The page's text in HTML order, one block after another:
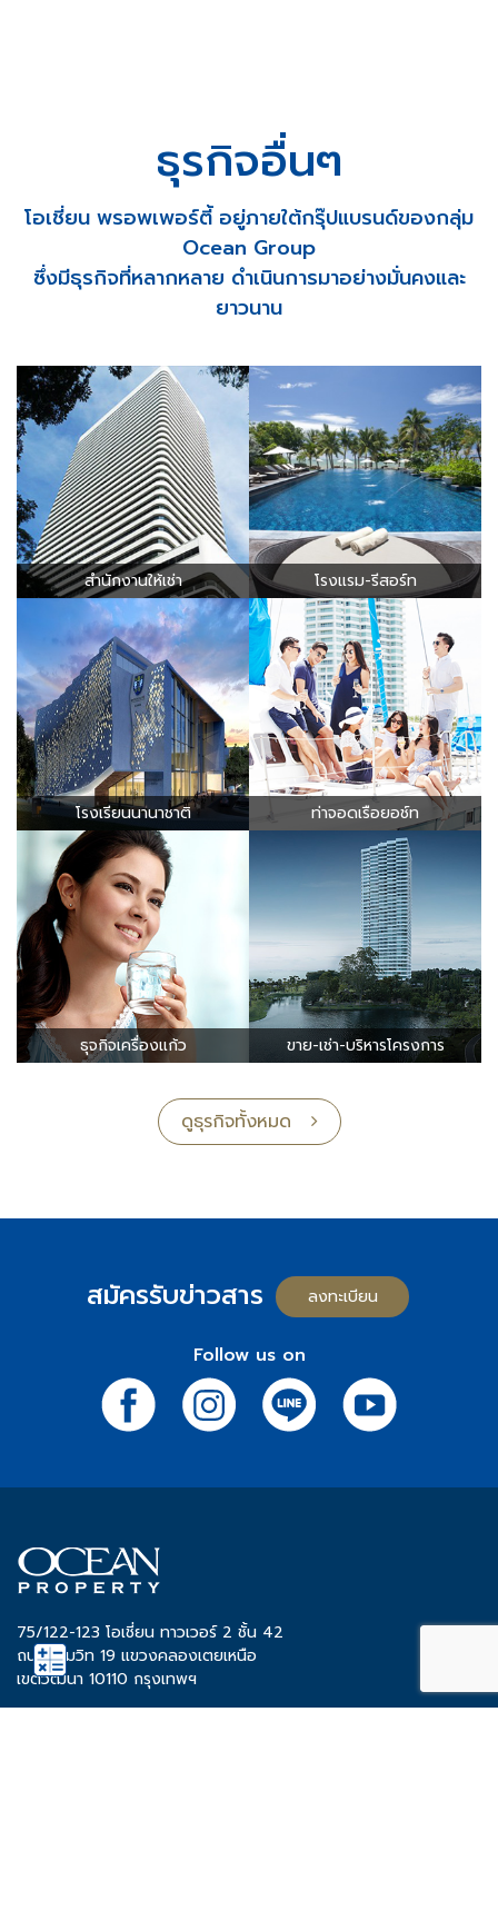
ธุรกิจอื่นๆ
โอเชี่ยน พรอพเพอร์ตี้ อยู่ภายใต้กรุ๊ปแบรนด์ของกลุ่ม
Ocean Group
ซึ่งมีธุรกิจที่หลากหลาย ดำเนินการมาอย่างมั่นคงและ
ยาวนาน
สำนักงานให้เช่า โรงแรม-รีสอร์ท
โรงเรียนนานาชาติ ท่าจอดเรือยอช์ท
ธุจกิจเครื่องแก้ว ขาย-เช่า-บริหารโครงการ
ดูธุรกิจทั้งหมด
สมัครรับข่าวสาร ลงทะเบียน
Follow us on
75/122-123 โอเชี่ยน ทาวเวอร์ 2 ชั้น 42
ถนนสุขุมวิท 19 แขวงคลองเตยเหนือ
เขตวัฒนา 10110 กรุงเทพฯ